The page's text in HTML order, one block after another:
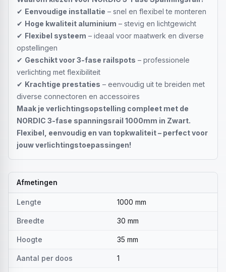
✔ Eenvoudige installatie – snel en flexibel te monteren
✔ Hoge kwaliteit aluminium – stevig en lichtgewicht
✔ Flexibel systeem – ideaal voor maatwerk en diverse
opstellingen
✔ Geschikt voor 3-fase railspots – professionele
verlichting met flexibiliteit
✔ Krachtige prestaties – eenvoudig uit te breiden met
diverse connectoren en accessoires
Maak je verlichtingsopstelling compleet met de
NORDIC 3-fase spanningsrail 1000mm in Zwart.
Flexibel, eenvoudig en van topkwaliteit – perfect voor
jouw verlichtingstoepassingen!
Afmetingen
Lengte 1000 mm
Breedte 30 mm
Hoogte 35 mm
Aantal per doos 1